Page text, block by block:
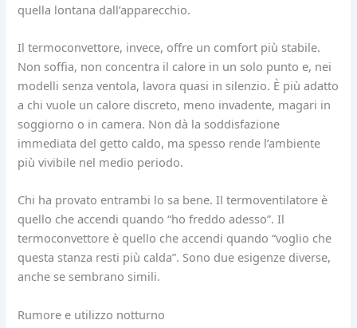
quella lontana dall’apparecchio.
Il termoconvettore, invece, offre un comfort più stabile.
Non soffia, non concentra il calore in un solo punto e, nei
modelli senza ventola, lavora quasi in silenzio. È più adatto
a chi vuole un calore discreto, meno invadente, magari in
soggiorno o in camera. Non dà la soddisfazione
immediata del getto caldo, ma spesso rende l’ambiente
più vivibile nel medio periodo.
Chi ha provato entrambi lo sa bene. Il termoventilatore è
quello che accendi quando “ho freddo adesso”. Il
termoconvettore è quello che accendi quando “voglio che
questa stanza resti più calda”. Sono due esigenze diverse,
anche se sembrano simili.
Rumore e utilizzo notturno